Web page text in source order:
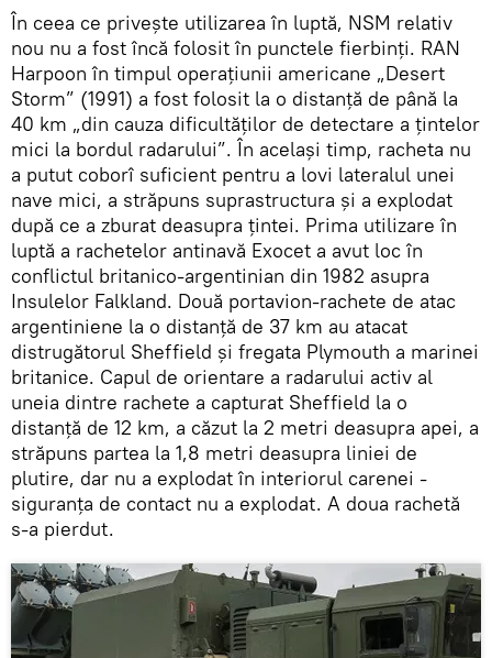
În ceea ce privește utilizarea în luptă, NSM relativ
nou nu a fost încă folosit în punctele fierbinți. RAN
Harpoon în timpul operațiunii americane „Desert
Storm” (1991) a fost folosit la o distanță de până la
40 km „din cauza dificultăților de detectare a țintelor
mici la bordul radarului”. În același timp, racheta nu
a putut coborî suficient pentru a lovi lateralul unei
nave mici, a străpuns suprastructura și a explodat
după ce a zburat deasupra țintei. Prima utilizare în
luptă a rachetelor antinavă Exocet a avut loc în
conflictul britanico-argentinian din 1982 asupra
Insulelor Falkland. Două portavion-rachete de atac
argentiniene la o distanță de 37 km au atacat
distrugătorul Sheffield și fregata Plymouth a marinei
britanice. Capul de orientare a radarului activ al
uneia dintre rachete a capturat Sheffield la o
distanță de 12 km, a căzut la 2 metri deasupra apei, a
străpuns partea la 1,8 metri deasupra liniei de
plutire, dar nu a explodat în interiorul carenei -
siguranța de contact nu a explodat. A doua rachetă
s-a pierdut.